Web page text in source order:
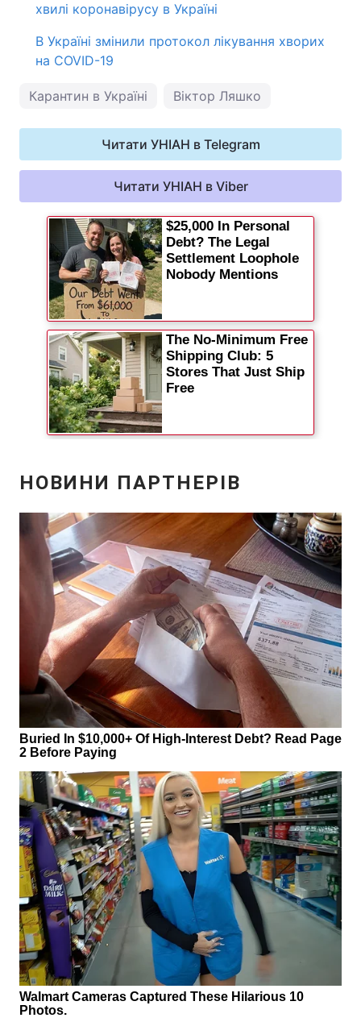
хвилі коронавірусу в Україні
В Україні змінили протокол лікування хворих
на COVID-19
Карантин в Україні Віктор Ляшко
Читати УНІАН в Telegram
Читати УНІАН в Viber